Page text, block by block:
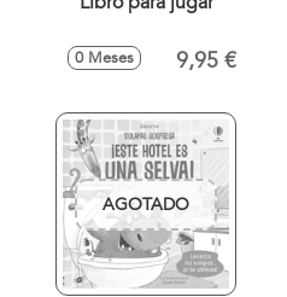
0 Meses 9,95 €
AGOTADO